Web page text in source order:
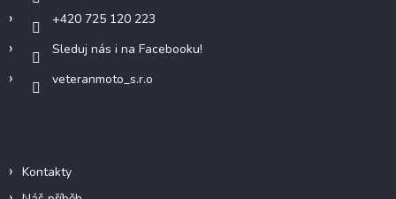
+420 725 120 223
Sleduj nás i na Facebooku!
veteranmoto_s.r.o
Kontakty